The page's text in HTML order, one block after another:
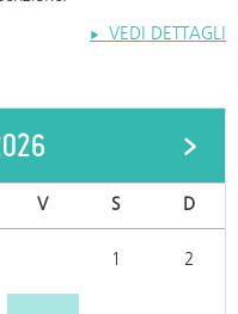
VEDI DETTAGLI
>
V S D
1 2